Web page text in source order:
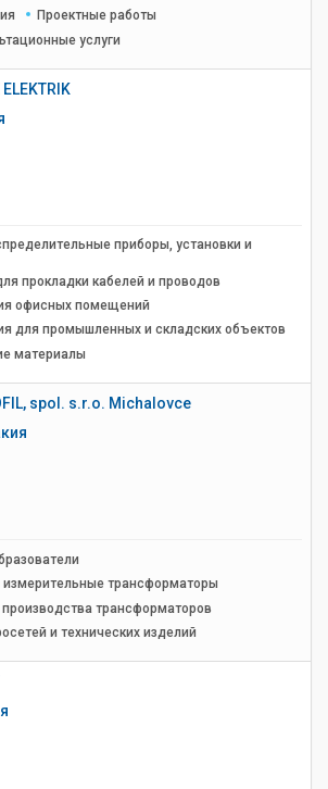
Проектные работы
услуги
ELEKTRIK
приборы, установки и
прокладки кабелей и проводов
офисных помещений
для промышленных и складских объектов
материалы
spol. s.r.o. Michalovce
трансформаторы
трансформаторов
и технических изделий